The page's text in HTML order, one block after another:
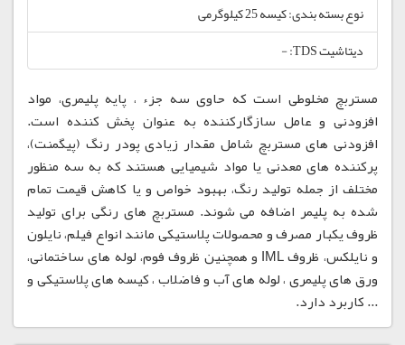
نوع بسته بندی: کیسه 25 کیلوگرمی
دیتاشیت TDS: -
مستربچ مخلوطی است که حاوی سه جزء ، پایه پلیمری، مواد
افزودنی و عامل سازگارکننده به عنوان پخش کننده است.
افزودنی های مستربچ شامل مقدار زیادی پودر رنگ (پیگمنت)،
پرکننده های معدنی یا مواد شیمیایی هستند که به سه منظور
مختلف از جمله تولید رنگ، بهبود خواص و یا کاهش قیمت تمام
شده به پلیمر اضافه می شوند. مستربچ های رنگی برای تولید
ظروف یکبار مصرف و محصولات پلاستیکی مانند انواع فیلم، نایلون
و نایلکس، ظروف IML و همچنین ظروف فوم، لوله های ساختمانی،
ورق های پلیمری ، لوله های آب و فاضلاب ، کیسه های پلاستیکی و
... کاربرد دارد.